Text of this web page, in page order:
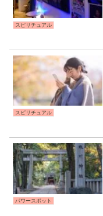
スピリチュアル
スピリチュアル
パワースポット